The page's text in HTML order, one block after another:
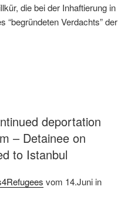
die bei der Inhaftierung in
“begründeten Verdachts” der
deportation
– Detainee on
to Istanbul
vom 14.Juni in